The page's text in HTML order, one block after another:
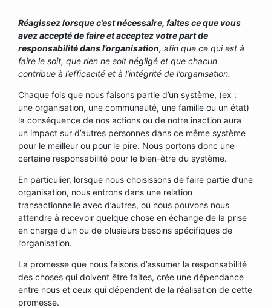
Réagissez lorsque c’est nécessaire, faites ce que vous
avez accepté de faire et acceptez votre part de
responsabilité dans l’organisation, afin que ce qui est à
faire le soit, que rien ne soit négligé et que chacun
contribue à l’efficacité et à l’intégrité de l’organisation.
Chaque fois que nous faisons partie d’un système, (ex :
une organisation, une communauté, une famille ou un état)
la conséquence de nos actions ou de notre inaction aura
un impact sur d’autres personnes dans ce même système
pour le meilleur ou pour le pire. Nous portons donc une
certaine responsabilité pour le bien-être du système.
En particulier, lorsque nous choisissons de faire partie d’une
organisation, nous entrons dans une relation
transactionnelle avec d’autres, où nous pouvons nous
attendre à recevoir quelque chose en échange de la prise
en charge d’un ou de plusieurs besoins spécifiques de
l’organisation.
La promesse que nous faisons d’assumer la responsabilité
des choses qui doivent être faites, crée une dépendance
entre nous et ceux qui dépendent de la réalisation de cette
promesse.